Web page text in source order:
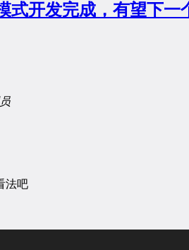
式开发完成，有望下一
法吧